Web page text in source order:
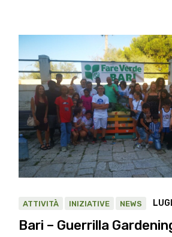
ATTIVITÀ INIZIATIVE NEWS
Bari – Guerrilla